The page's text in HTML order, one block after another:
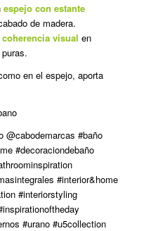
espejo con estante
de madera.
coherencia visual en
en el espejo, aporta
@cabodemarcas #baño
#decoraciondebaño
#interior&home
#interiorstyling
#urano #u5collection